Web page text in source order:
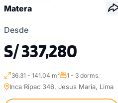
Matera
Desde
S/ 337,280
36.31 - 141.04 m² 1 - 3 dorms.
Inca Ripac 346, Jesus Maria, Lima